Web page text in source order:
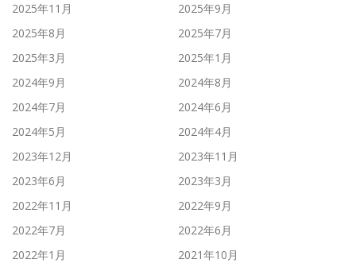
2025年11月
2025年9月
2025年8月
2025年7月
2025年3月
2025年1月
2024年9月
2024年8月
2024年7月
2024年6月
2024年5月
2024年4月
2023年12月
2023年11月
2023年6月
2023年3月
2022年11月
2022年9月
2022年7月
2022年6月
2022年1月
2021年10月